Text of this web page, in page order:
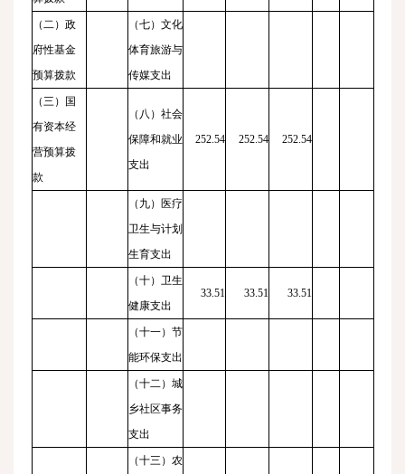
（二）政
府性基金
预算拨款
（七）文化
体育旅游与
传媒支出
（三）国
有资本经
营预算拨
款
（八）社会
保障和就业
支出
252.54 252.54 252.54
（九）医疗
卫生与计划
生育支出
（十）卫生
健康支出
33.51 33.51 33.51
（十一）节
能环保支出
（十二）城
乡社区事务
支出
（十三）农